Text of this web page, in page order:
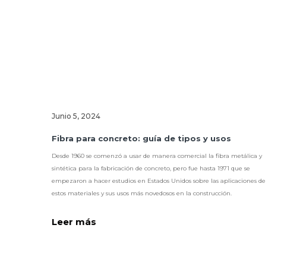
Junio 5, 2024
Fibra para concreto: guía de tipos y usos
Desde 1960 se comenzó a usar de manera comercial la fibra metálica y
sintética para la fabricación de concreto, pero fue hasta 1971 que se
empezaron a hacer estudios en Estados Unidos sobre las aplicaciones de
estos materiales y sus usos más novedosos en la construcción.
Leer más